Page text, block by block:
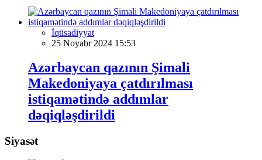
İqtisadiyyat
25 Noyabr 2024 15:53
Azərbaycan qazının Şimali
Makedoniyaya çatdırılması
istiqamətində addımlar
dəqiqləşdirildi
Siyasət